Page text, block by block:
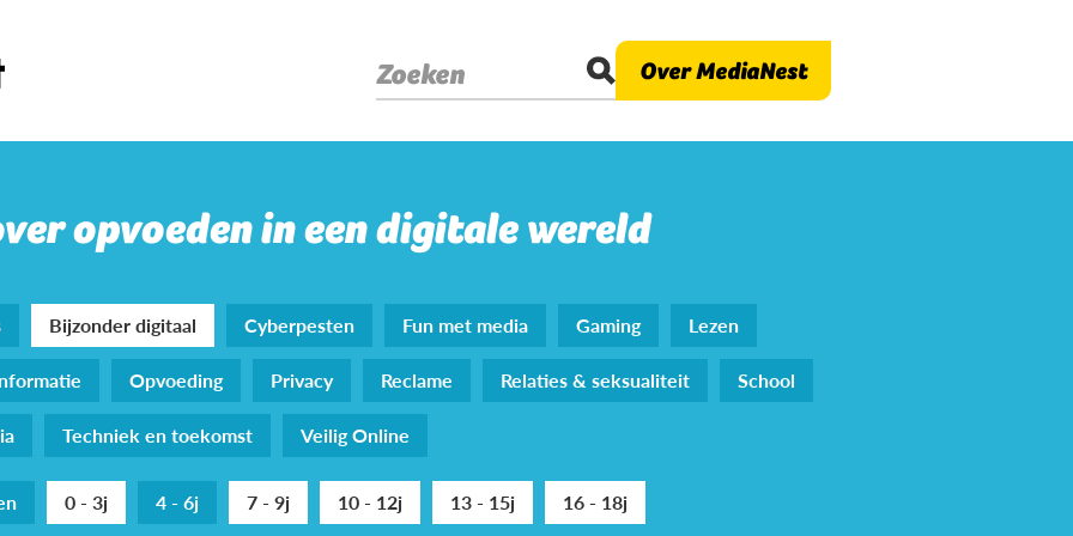
Zoeken Over MediaNest
opvoeden in een digitale wereld
Bijzonder digitaal Cyberpesten Fun met media Gaming
Lezen
Opvoeding Privacy Reclame Relaties & seksualiteit
School
Techniek en toekomst Veilig Online
0 - 3j 4 - 6j 7 - 9j 10 - 12j 13 - 15j 16 - 18j